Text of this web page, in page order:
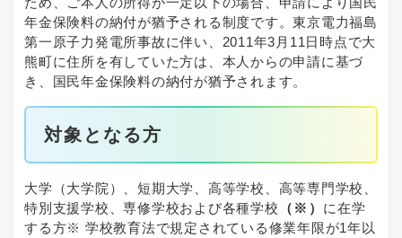
年金保険料の納付が猶予される制度です。東京電力福島
第一原子力発電所事故に伴い、2011年3月11日時点で大
熊町に住所を有していた方は、本人からの申請に基づ
き、国民年金保険料の納付が猶予されます。
対象となる方
大学（大学院）、短期大学、高等学校、高等専門学校、
特別支援学校、専修学校および各種学校 （※） に在学
する方※ 学校教育法で規定されている修業年限が1年以